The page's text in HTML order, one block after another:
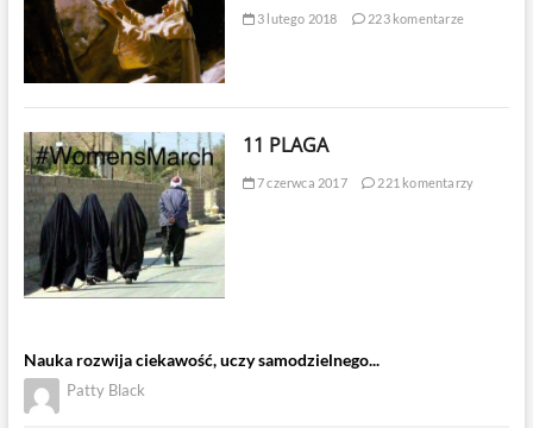
3 lutego 2018 223 komentarze
11 PLAGA
7 czerwca 2017 221 komentarzy
Nauka rozwija ciekawość, uczy samodzielnego...
Patty Black